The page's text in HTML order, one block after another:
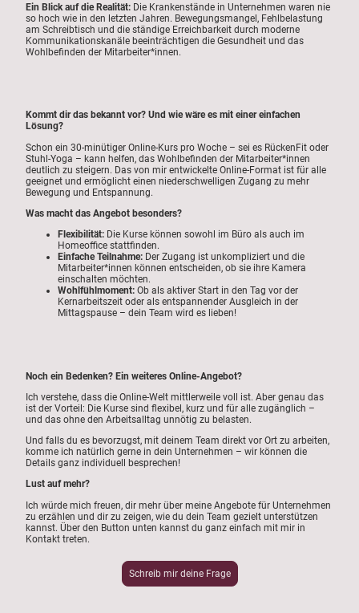
Ein Blick auf die Realität: Die Krankenstände in Unternehmen waren nie
so hoch wie in den letzten Jahren. Bewegungsmangel, Fehlbelastung
am Schreibtisch und die ständige Erreichbarkeit durch moderne
Kommunikationskanäle beeinträchtigen die Gesundheit und das
Wohlbefinden der Mitarbeiter*innen.
Kommt dir das bekannt vor? Und wie wäre es mit einer einfachen
Lösung?
Schon ein 30-minütiger Online-Kurs pro Woche – sei es RückenFit oder
Stuhl-Yoga – kann helfen, das Wohlbefinden der Mitarbeiter*innen
deutlich zu steigern. Das von mir entwickelte Online-Format ist für alle
geeignet und ermöglicht einen niederschwelligen Zugang zu mehr
Bewegung und Entspannung.
Was macht das Angebot besonders?
Flexibilität: Die Kurse können sowohl im Büro als auch im
Homeoffice stattfinden.
Einfache Teilnahme: Der Zugang ist unkompliziert und die
Mitarbeiter*innen können entscheiden, ob sie ihre Kamera
einschalten möchten.
Wohlfühlmoment: Ob als aktiver Start in den Tag vor der
Kernarbeitszeit oder als entspannender Ausgleich in der
Mittagspause – dein Team wird es lieben!
Noch ein Bedenken? Ein weiteres Online-Angebot?
Ich verstehe, dass die Online-Welt mittlerweile voll ist. Aber genau das
ist der Vorteil: Die Kurse sind flexibel, kurz und für alle zugänglich –
und das ohne den Arbeitsalltag unnötig zu belasten.
Und falls du es bevorzugst, mit deinem Team direkt vor Ort zu arbeiten,
komme ich natürlich gerne in dein Unternehmen – wir können die
Details ganz individuell besprechen!
Lust auf mehr?
Ich würde mich freuen, dir mehr über meine Angebote für Unternehmen
zu erzählen und dir zu zeigen, wie du dein Team gezielt unterstützen
kannst. Über den Button unten kannst du ganz einfach mit mir in
Kontakt treten.
Schreib mir deine Frage